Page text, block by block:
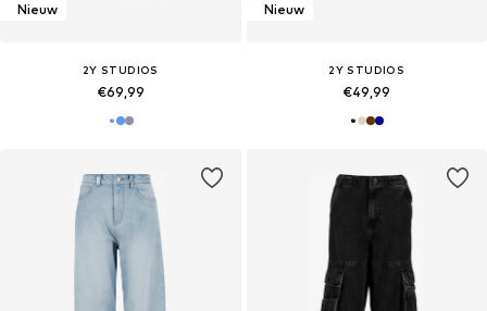
Nieuw
2Y STUDIOS
€69,99
Nieuw
2Y STUDIOS
€49,99